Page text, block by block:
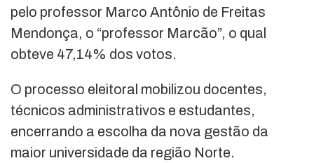
pelo professor Marco Antônio de Freitas
Mendonça, o “professor Marcão”, o qual
obteve 47,14% dos votos.
O processo eleitoral mobilizou docentes,
técnicos administrativos e estudantes,
encerrando a escolha da nova gestão da
maior universidade da região Norte.